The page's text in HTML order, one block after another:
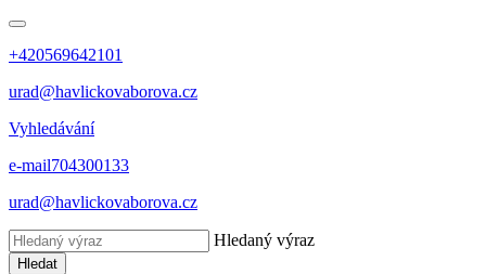
+420569642101
urad@havlickovaborova.cz
Vyhledávání
e-mail704300133
urad@havlickovaborova.cz
Hledaný výraz
Hledat